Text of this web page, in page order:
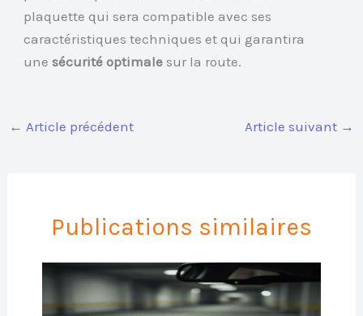
plaquette qui sera compatible avec ses
caractéristiques techniques et qui garantira
une sécurité optimale sur la route.
← Article précédent Article suivant →
Publications similaires